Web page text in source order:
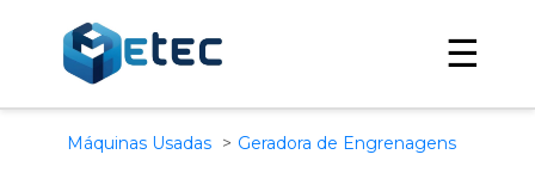
☰
Máquinas Usadas Geradora de Engrenagens